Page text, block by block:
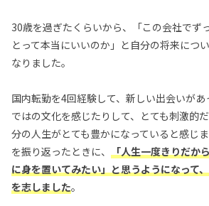
30歳を過ぎたくらいから、「この会社でず
とって本当にいいのか」と自分の将来につ
なりました。
国内転勤を4回経験して、新しい出会いが
ではの文化を感じたりして、とても刺激的
分の人生がとても豊かになっていると感じ
を振り返ったときに、 「人生一度きりだか
に身を置いてみたい」と思うようになって
を志しました。